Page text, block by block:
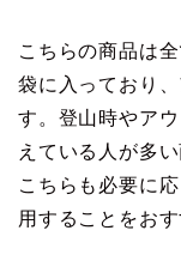
こちらの商品は
袋に入っており
す。登山時やア
えている人が多
こちらも必要に
用することをおす